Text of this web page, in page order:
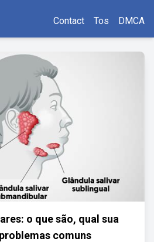
Contact Tos DMCA
o que são, qual sua
comuns